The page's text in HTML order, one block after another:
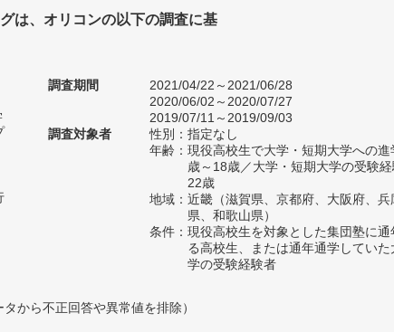
は、オリコンの以下の調査に基
調査期間
2021/04/22～2021/06/28
2020/06/02～2020/07/27
2019/07/11～2019/09/03
調査対象者
性別：指定なし
年齢：現役高校生で大学・短期大学への
歳～18歳／大学・短期大学の受験
22歳
地域：近畿（滋賀県、京都府、大阪府、兵
県、和歌山県）
条件：現役高校生を対象とした集団塾に
る高校生、または通年通学してい
学の受験経験者
から不正回答や異常値を排除）